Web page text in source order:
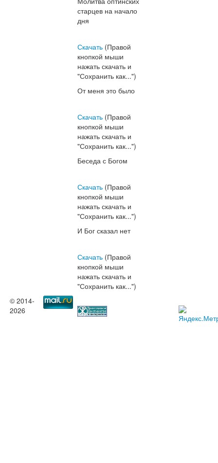
старцев на начало
дня
Скачать (Правой
кнопкой мыши
нажать скачать и
"Сохранить как...")
От меня это было
Скачать (Правой
кнопкой мыши
нажать скачать и
"Сохранить как...")
Беседа с Богом
Скачать (Правой
кнопкой мыши
нажать скачать и
"Сохранить как...")
И Бог сказал нет
Скачать (Правой
кнопкой мыши
нажать скачать и
"Сохранить как...")
© 2014-
2026